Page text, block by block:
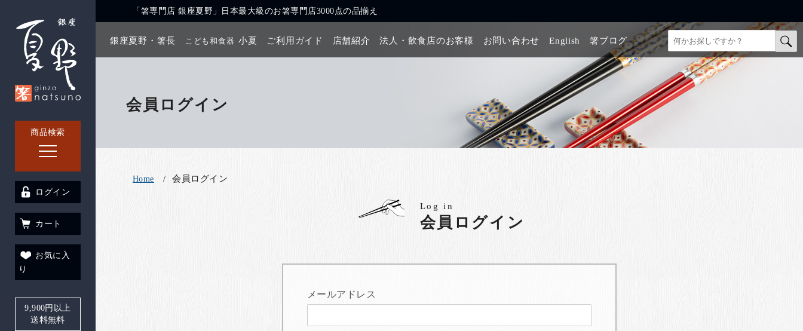
商品検索
「箸専門店 銀座夏野」日本最大級のお箸専門店3000点の品揃え
銀座夏野・箸長 こども和食器 小夏 ご利用ガイド 店舗紹介 法人・飲食店のお客様 お問い合わせ English 箸ブログ
ログイン
カート
お気に入
り
9,900円以上
送料無料
会員ログイン
Home 会員ログイン
Log in
会員ログイン
メールアドレス